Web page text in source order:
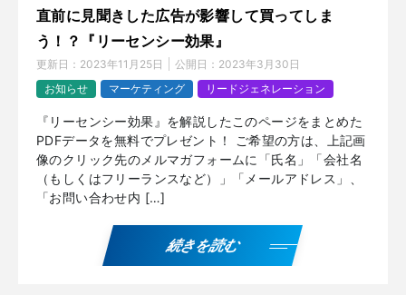
直前に見聞きした広告が影響して買ってしま
う！？『リーセンシー効果』
更新日： 2023年11月25日 公開日： 2023年3月30日
お知らせ
マーケティング リードジェネレーション
『リーセンシー効果』を解説したこのページをまとめた
PDFデータを無料でプレゼント！ ご希望の方は、上記画
像のクリック先のメルマガフォームに「氏名」「会社名
（もしくはフリーランスなど）」「メールアドレス」、
「お問い合わせ内 […]
続きを読む